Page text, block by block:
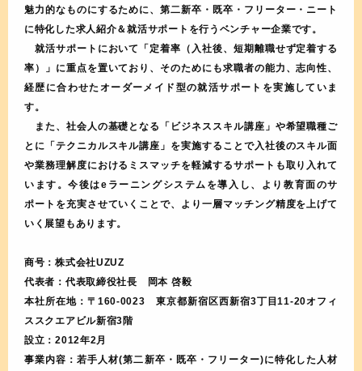
魅力的なものにするために、第二新卒・既卒・フリーター・ニート
に特化した求人紹介＆就活サポートを行うベンチャー企業です。
就活サポートにおいて「定着率（入社後、短期離職せず定着する
率）」に重点を置いており、そのためにも求職者の能力、志向性、
経歴に合わせたオーダーメイド型の就活サポートを実施していま
す。
また、社会人の基礎となる「ビジネススキル講座」や希望職種ご
とに「テクニカルスキル講座」を実施することで入社後のスキル面
や業務理解度におけるミスマッチを軽減するサポートも取り入れて
います。今後はeラーニングシステムを導入し、より教育面のサ
ポートを充実させていくことで、より一層マッチング精度を上げて
いく展望もあります。
商号：株式会社UZUZ
代表者：代表取締役社長 岡本 啓毅
本社所在地：〒160-0023 東京都新宿区西新宿3丁目11-20オフィ
ススクエアビル新宿3階
設立：2012年2月
事業内容：若手人材(第二新卒・既卒・フリーター)に特化した人材